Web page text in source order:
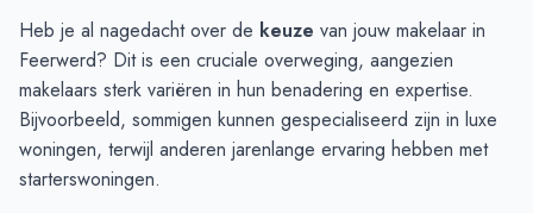
Ezinge
€ 3.499
Saaksum
€ 3.352
Feerwerd
€ 3.100
Aduard
€ 2.844
Heb je al nagedacht over de keuze van jouw makelaar in
Feerwerd? Dit is een cruciale overweging, aangezien
makelaars sterk variëren in hun benadering en expertise.
Bijvoorbeeld, sommigen kunnen gespecialiseerd zijn in luxe
woningen, terwijl anderen jarenlange ervaring hebben met
starterswoningen.